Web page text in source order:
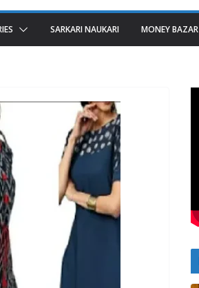
SARKARI NAUKARI MONEY BAZAR